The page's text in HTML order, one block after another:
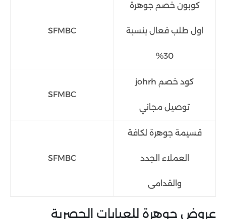
كوبون خصم جوهرة
اول طلب فعال بنسبة
30%
SFMBC
كود خصم johrh
توصيل مجاني
SFMBC
قسيمة جوهرة لكافة
العملاء الجدد
والقدامى
SFMBC
عروض جوهرة للعبايات الحصرية